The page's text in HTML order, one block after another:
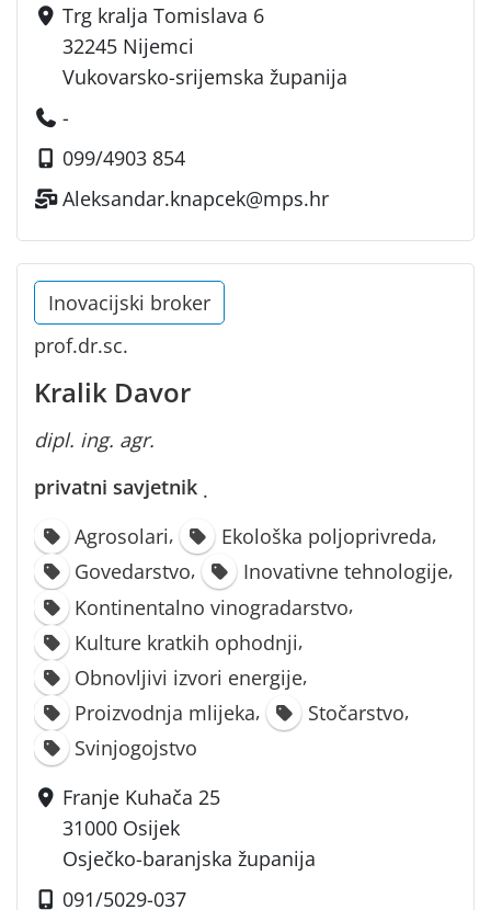
Trg kralja Tomislava 6
32245 Nijemci
Vukovarsko-srijemska županija
-
099/4903 854
Aleksandar.knapcek@mps.hr
Inovacijski broker
prof.dr.sc.
Kralik Davor
dipl. ing. agr.
privatni savjetnik ·
Agrosolari, Ekološka poljoprivreda,
Govedarstvo, Inovativne tehnologije,
Kontinentalno vinogradarstvo,
Kulture kratkih ophodnji,
Obnovljivi izvori energije,
Proizvodnja mlijeka, Stočarstvo,
Svinjogojstvo
Franje Kuhača 25
31000 Osijek
Osječko-baranjska županija
091/5029-037